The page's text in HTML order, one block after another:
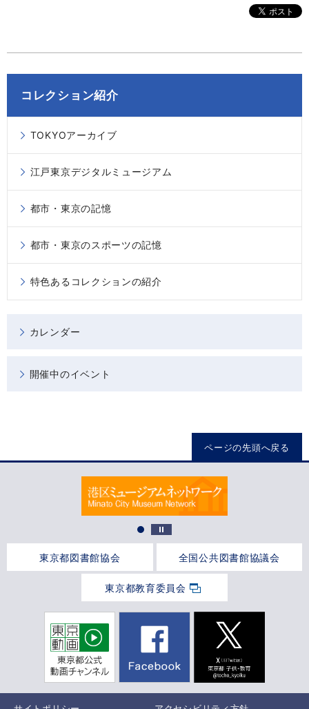
コレクション紹介
TOKYOアーカイブ
江戸東京デジタルミュージアム
都市・東京の記憶
都市・東京のスポーツの記憶
特色あるコレクションの紹介
カレンダー
開催中のイベント
ページの先頭へ戻る
東京都図書館協会 全国公共図書館協議会
東京都教育委員会